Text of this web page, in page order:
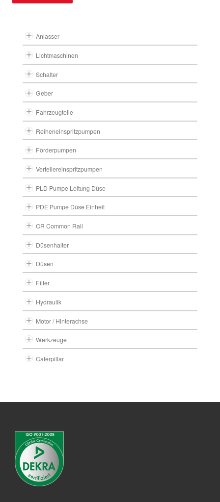
Anlasser
Lichtmaschinen
Schalter
Geber
Fahrzeugteile
Reiheneinspritzpumpen
Förderpumpen
Verteilereinspritzpumpen
PLD Pumpe Leitung Düse
PDE Pumpe Düse Einheit
CR Common Rail
Düsenhalter
Düsen
Filter
Hydraulik
Motor / Hinterachse
Werkzeuge
Caterpillar